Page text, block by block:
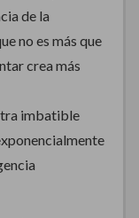
de la
no es más que
crea más
imbatible